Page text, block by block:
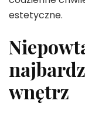
estetyczne.
wnętrz